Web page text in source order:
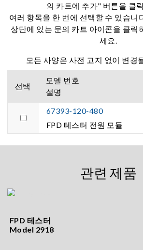
의 카트에 추가" 버튼을 클
여러 항목을 한 번에 선택할 수 있습니
상단에 있는 문의 카트 아이콘을 클릭
세요.
모든 사양은 사전 고지 없이 변경
선택
모델 번호
설명
67393-120-480
FPD 테스터 전원 모듈
관련 제품
FPD 테스터
Model 2918